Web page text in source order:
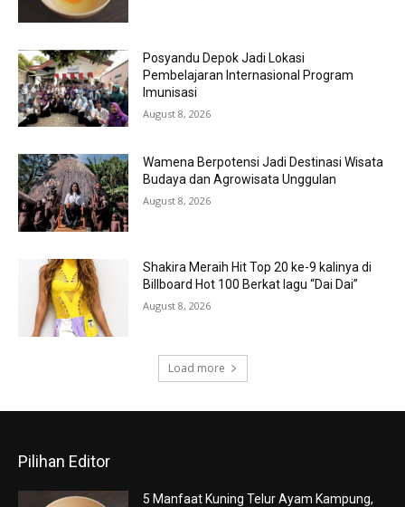
Posyandu Depok Jadi Lokasi
Pembelajaran Internasional Program
Imunisasi
August 8, 2026
Wamena Berpotensi Jadi Destinasi Wisata
Budaya dan Agrowisata Unggulan
August 8, 2026
Shakira Meraih Hit Top 20 ke-9 kalinya di
Billboard Hot 100 Berkat lagu “Dai Dai”
August 8, 2026
Load more
Pilihan Editor
5 Manfaat Kuning Telur Ayam Kampung,